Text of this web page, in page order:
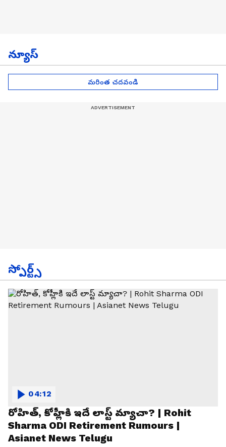
న్యూస్
మరింత చదవండి
స్పోర్ట్స్
రోహిత్, కోహ్లీకి ఇదే లాస్ట్ మ్యాచా? | Rohit
Sharma ODI Retirement Rumours |
Asianet News Telugu
04:12